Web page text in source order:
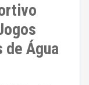
de Água